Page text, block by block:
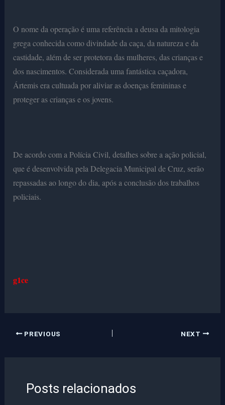
O nome da operação é uma referência a deusa da mitologia
grega conhecida como divindade da caça, da natureza e da
castidade, além de ser protetora das mulheres, das crianças e
dos nascimentos. Considerada uma fantástica caçadora,
Ártemis era cultuada por aliviar as doenças femininas e
proteger as crianças e os jovens.
De acordo com a Polícia Civil, detalhes sobre a ação policial,
que é desenvolvida pela Delegacia Municipal de Cruz, serão
repassadas ao longo do dia, após a conclusão dos trabalhos
policiais.
g1ce
PREVIOUS NEXT
Posts relacionados